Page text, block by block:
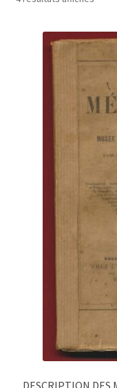
DESCRIPTION DES